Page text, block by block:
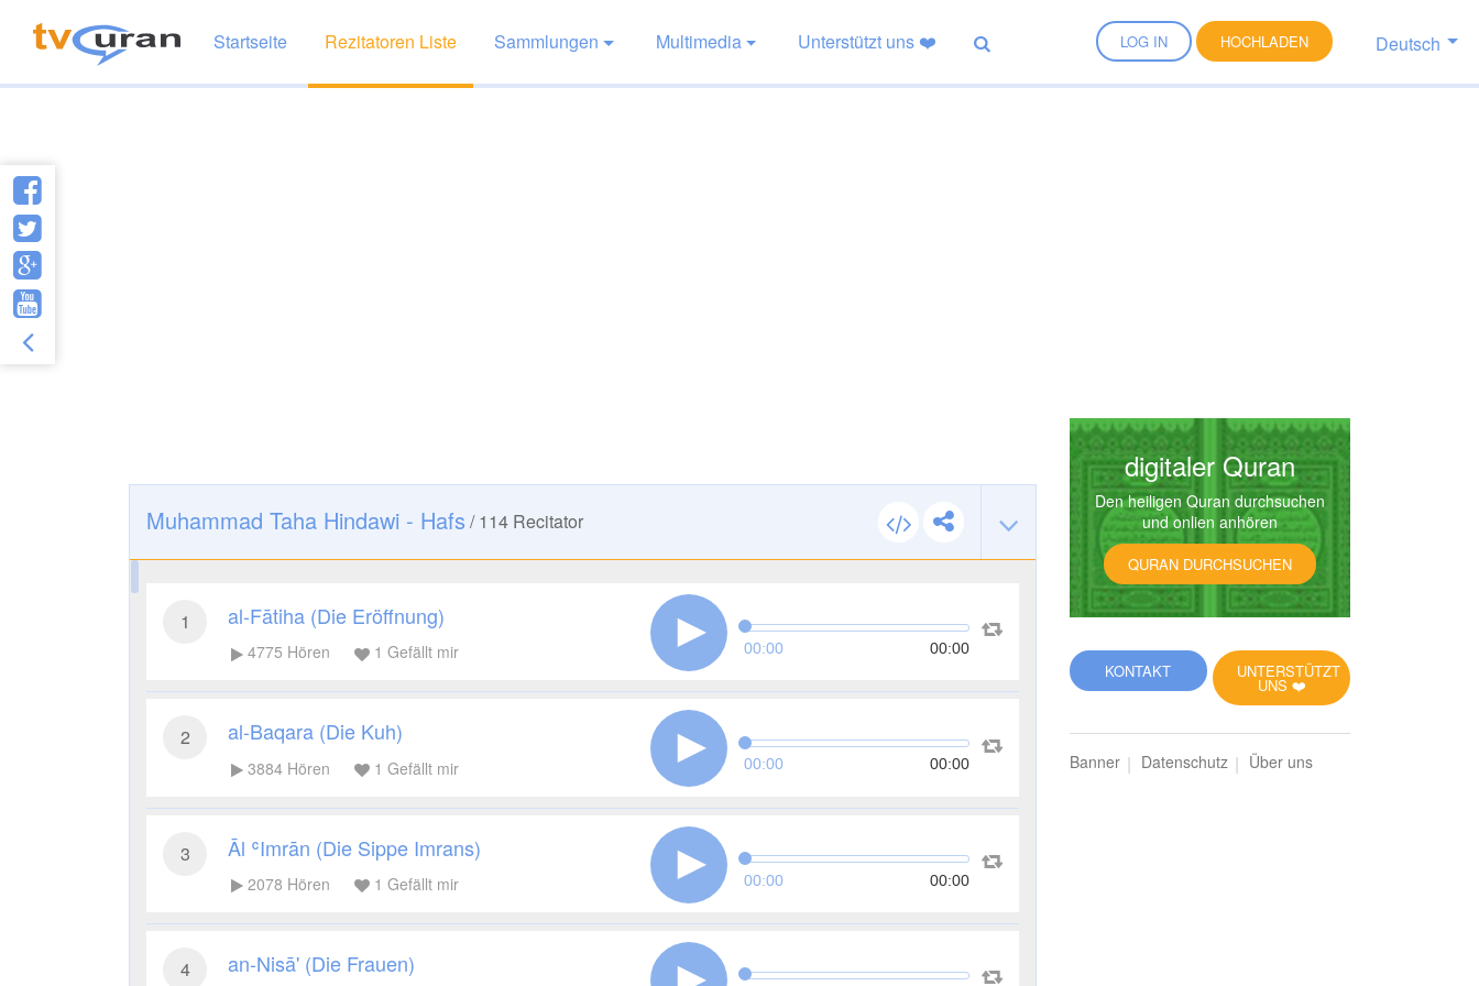
LOG IN HOCHLADEN Deutsch
Startseite Rezitatoren Liste Sammlungen Multimedia Unterstützt uns ❤️
Muhammad Taha Hindawi - Hafs /114 Recitator
1 al-Fātiha (Die Eröffnung)
4775 Hören 1 Gefällt mir 00:00 00:00
2 al-Baqara (Die Kuh)
3884 Hören 1 Gefällt mir 00:00 00:00
3 Āl ʿImrān (Die Sippe Imrans)
2078 Hören 1 Gefällt mir 00:00 00:00
4 an-Nisā' (Die Frauen)
digitaler Quran
Den heiligen Quran durchsuchen
und onlien anhören
QURAN DURCHSUCHEN
UNTERSTÜTZT
UNS ❤️
KONTAKT
Banner Datenschutz Über uns